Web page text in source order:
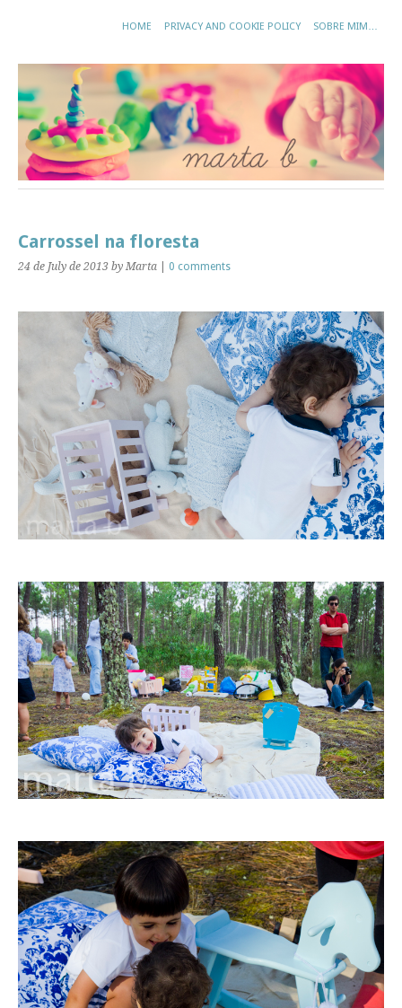
HOME PRIVACY AND COOKIE POLICY SOBRE MIM…
Carrossel na floresta
24 de July de 2013 by Marta 0 comments